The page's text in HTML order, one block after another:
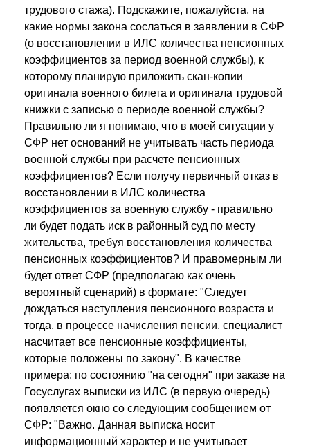
трудового стажа). Подскажите, пожалуйста, на
какие нормы закона сослаться в заявлении в СФР
(о восстановлении в ИЛС количества пенсионных
коэффициентов за период военной службы), к
которому планирую приложить скан-копии
оригинала военного билета и оригинала трудовой
книжки с записью о периоде военной службы?
Правильно ли я понимаю, что в моей ситуации у
СФР нет оснований не учитывать часть периода
военной службы при расчете пенсионных
коэффициентов? Если получу первичный отказ в
восстановлении в ИЛС количества
коэффициентов за военную службу - правильно
ли будет подать иск в районный суд по месту
жительства, требуя восстановления количества
пенсионных коэффициентов? И правомерным ли
будет ответ СФР (предполагаю как очень
вероятный сценарий) в формате: "Следует
дождаться наступления пенсионного возраста и
тогда, в процессе начисления пенсии, специалист
насчитает все пенсионные коэффициенты,
которые положены по закону". В качестве
примера: по состоянию "на сегодня" при заказе на
Госуслугах выписки из ИЛС (в первую очередь)
появляется окно со следующим сообщением от
СФР: "Важно. Данная выписка носит
информационный характер и не учитывает